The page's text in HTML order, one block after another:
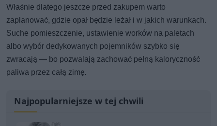
Właśnie dlatego jeszcze przed zakupem warto
zaplanować, gdzie opał będzie leżał i w jakich warunkach.
Suche pomieszczenie, ustawienie worków na paletach
albo wybór dedykowanych pojemników szybko się
zwracają — bo pozwalają zachować pełną kaloryczność
paliwa przez całą zimę.
Najpopularniejsze w tej chwili